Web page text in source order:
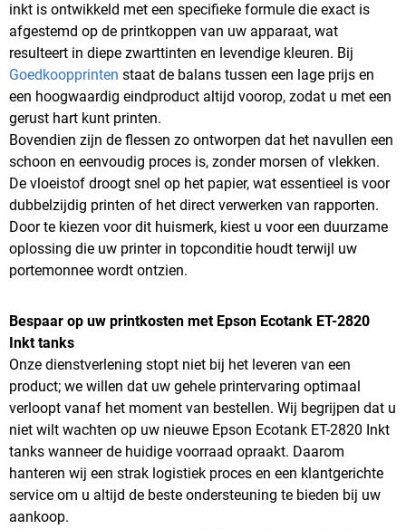
inkt is ontwikkeld met een specifieke formule die exact is
afgestemd op de printkoppen van uw apparaat, wat
resulteert in diepe zwarttinten en levendige kleuren. Bij
Goedkoopprinten staat de balans tussen een lage prijs en
een hoogwaardig eindproduct altijd voorop, zodat u met een
gerust hart kunt printen.
Bovendien zijn de flessen zo ontworpen dat het navullen een
schoon en eenvoudig proces is, zonder morsen of vlekken.
De vloeistof droogt snel op het papier, wat essentieel is voor
dubbelzijdig printen of het direct verwerken van rapporten.
Door te kiezen voor dit huismerk, kiest u voor een duurzame
oplossing die uw printer in topconditie houdt terwijl uw
portemonnee wordt ontzien.
Bespaar op uw printkosten met Epson Ecotank ET-2820
Inkt tanks
Onze dienstverlening stopt niet bij het leveren van een
product; we willen dat uw gehele printervaring optimaal
verloopt vanaf het moment van bestellen. Wij begrijpen dat u
niet wilt wachten op uw nieuwe Epson Ecotank ET-2820 Inkt
tanks wanneer de huidige voorraad opraakt. Daarom
hanteren wij een strak logistiek proces en een klantgerichte
service om u altijd de beste ondersteuning te bieden bij uw
aankoop.